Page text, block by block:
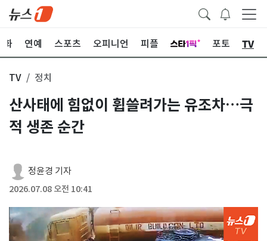
화 연예 스포츠 오피니언 피플 포토 TV
TV 정치
산사태에 힘없이 휩쓸려가는 유조차…극
적 생존 순간
정윤경 기자
2026.07.08 오전 10:41